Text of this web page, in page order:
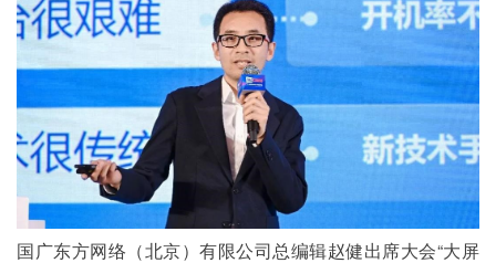
国广东方网络（北京）有限公司总编辑赵健出席大会“大屏